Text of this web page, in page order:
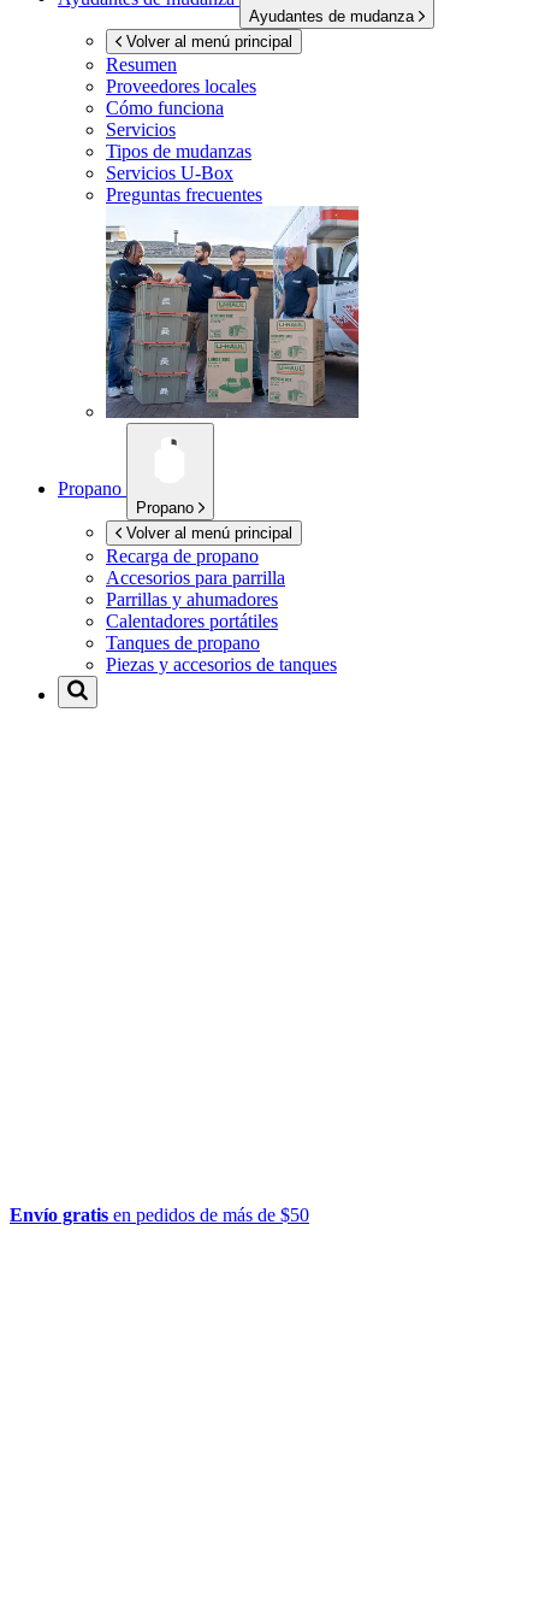
Ayudantes de mudanza
Volver al menú principal
Resumen
Proveedores locales
Cómo funciona
Servicios
Tipos de mudanzas
Servicios U-Box
Preguntas frecuentes
Propano
Propano
Volver al menú principal
Recarga de propano
Accesorios para parrilla
Parrillas y ahumadores
Calentadores portátiles
Tanques de propano
Piezas y accesorios de tanques
Envío gratis en pedidos de más de $50